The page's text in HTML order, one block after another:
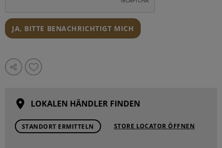
JA, BITTE BENACHRICHTIGT MICH
LOKALEN HÄNDLER FINDEN
STANDORT ERMITTELN STORE LOCATOR ÖFFNEN